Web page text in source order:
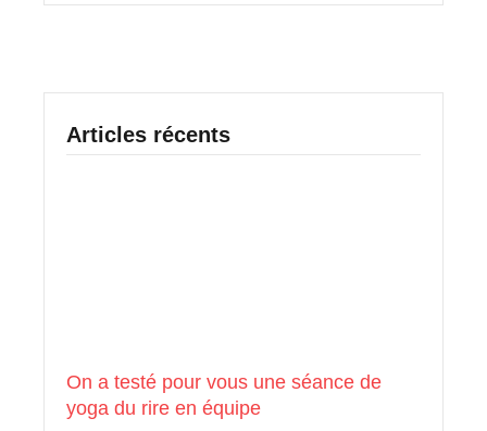
Articles récents
On a testé pour vous une séance de
yoga du rire en équipe